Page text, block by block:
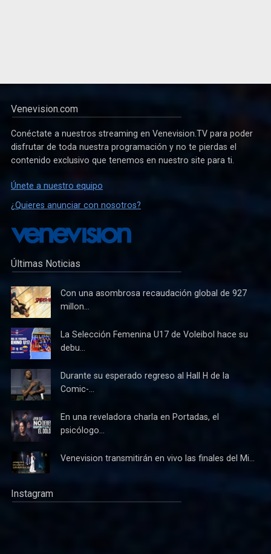
Venevision.com
Conéctate a nuestros streaming en Venevision.TV para poder
disfrutar de toda nuestra programación y no te pierdas el
contenido exclusivo que tenemos en nuestro site para ti.
Únete a nuestro equipo
¿Quieres anunciar con nosotros?
Últimas Noticias
Con una asombrosa recaudación global de 927
millon...
La Selección Femenina U17 de Voleibol hace su
debu...
Durante su esperado regreso al Hall H de la
Comic-...
En una reveladora charla en Portadas, el
psicólogo...
Venevision transmitirán en vivo las finales del Mi...
Instagram